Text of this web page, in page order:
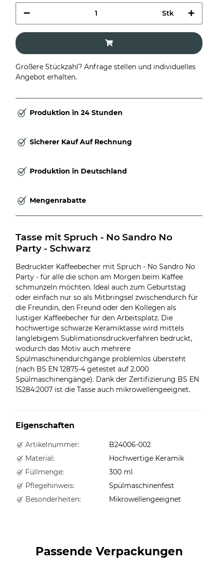
Stk
Größere Stückzahl? Anfrage stellen und individuelles
Angebot erhalten.
Produktion in 24 Stunden
Sicherer Kauf Auf Rechnung
Produktion in Deutschland
Mengenrabatte
Tasse mit Spruch - No Sandro No
Party - Schwarz
Bedruckter Kaffeebecher mit Spruch - No Sandro No
Party - für alle die schon am Morgen beim Kaffee
schmunzeln möchten. Ideal auch zum Geburtstag
oder einfach nur so als Mitbringsel zwischendurch für
die Freundin, den Freund oder den Kollegen als
lustiger Kaffeebecher für den Arbeitsplatz. Die
hochwertige schwarze Keramiktasse wird mittels
langlebigem Sublimationsdruckverfahren bedruckt,
wodurch das Motiv auch mehrere
Spülmaschinendurchgänge problemlos übersteht
(nach BS EN 12875-4 getestet auf 2.000
Spülmaschinengänge). Dank der Zertifizierung BS EN
15284:2007 ist die Tasse auch mikrowellengeeignet.
Eigenschaften
Artikelnummer:
B24006-002
Material:
Hochwertige Keramik
Füllmenge:
300 ml
Pflegehinweis:
Spülmaschinenfest
Besonderheiten:
Mikrowellengeeignet
Passende Verpackungen